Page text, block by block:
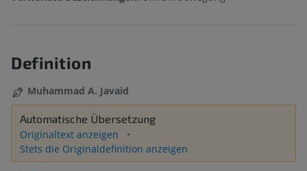
Definition
Muhammad A. Javaid
Automatische Übersetzung
Originaltext anzeigen
Stets die Originaldefinition anzeigen